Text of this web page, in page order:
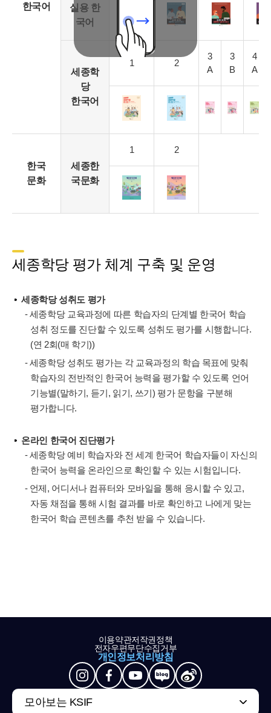
한국어
실용 한
국어
세종학
당
한국어
1 2
3
A
3
B
4
A
한국
문화
세종한
국문화
1 2
세종학당 평가 체계 구축 및 운영
세종학당 성취도 평가
- 세종학당 교육과정에 따른 학습자의 단계별 한국어 학습
성취 정도를 진단할 수 있도록 성취도 평가를 시행합니다.
(연 2회(매 학기))
- 세종학당 성취도 평가는 각 교육과정의 학습 목표에 맞춰
학습자의 전반적인 한국어 능력을 평가할 수 있도록 언어
기능별(말하기, 듣기, 읽기, 쓰기) 평가 문항을 구분해
평가합니다.
온라인 한국어 진단평가
- 세종학당 예비 학습자와 전 세계 한국어 학습자들이 자신의
한국어 능력을 온라인으로 확인할 수 있는 시험입니다.
- 언제, 어디서나 컴퓨터와 모바일을 통해 응시할 수 있고,
자동 채점을 통해 시험 결과를 바로 확인하고 나에게 맞는
한국어 학습 콘텐츠를 추천 받을 수 있습니다.
이용약관저작권정책
전자우편무단수집거부
개인정보처리방침
모아보는 KSIF